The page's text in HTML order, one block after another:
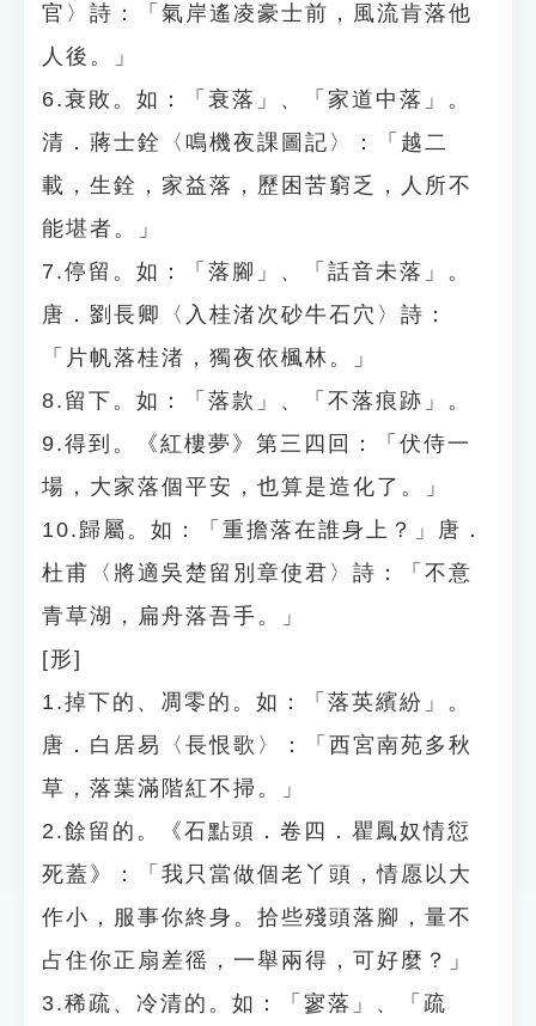
官〉詩：「氣岸遙凌豪士前，風流肯落他
人後。」
6.衰敗。如：「衰落」、「家道中落」。
清．蔣士銓〈鳴機夜課圖記〉：「越二
載，生銓，家益落，歷困苦窮乏，人所不
能堪者。」
7.停留。如：「落腳」、「話音未落」。
唐．劉長卿〈入桂渚次砂牛石穴〉詩：
「片帆落桂渚，獨夜依楓林。」
8.留下。如：「落款」、「不落痕跡」。
9.得到。《紅樓夢》第三四回：「伏侍一
場，大家落個平安，也算是造化了。」
10.歸屬。如：「重擔落在誰身上？」唐．
杜甫〈將適吳楚留別章使君〉詩：「不意
青草湖，扁舟落吾手。」
[形]
1.掉下的、凋零的。如：「落英繽紛」。
唐．白居易〈長恨歌〉：「西宮南苑多秋
草，落葉滿階紅不掃。」
2.餘留的。《石點頭．卷四．瞿鳳奴情愆
死蓋》：「我只當做個老丫頭，情愿以大
作小，服事你終身。拾些殘頭落腳，量不
占住你正扇差徭，一舉兩得，可好麼？」
3.稀疏、冷清的。如：「寥落」、「疏